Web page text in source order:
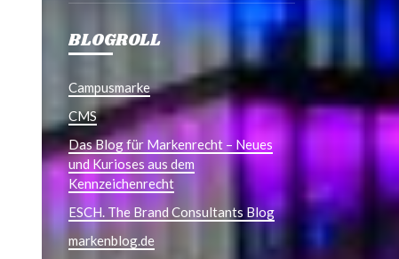
BLOGROLL
Campusmarke
CMS
Das Blog für Markenrecht – Neues
und Kurioses aus dem
Kennzeichenrecht
ESCH. The Brand Consultants Blog
markenblog.de